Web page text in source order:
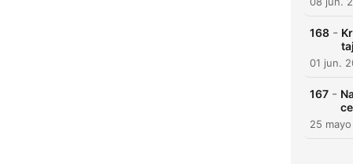
168 -
01 jun.
167 -
25